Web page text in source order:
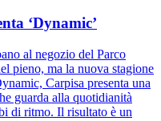
‘Dynamic’
al negozio del Parco
pieno, ma la nuova stagione
Carpisa presenta una
guarda alla quotidianità
di ritmo. Il risultato è un